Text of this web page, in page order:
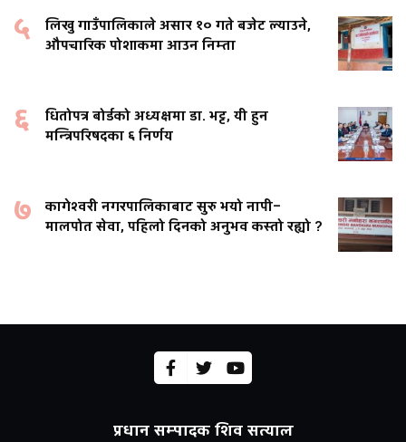
५
लिखु गाउँपालिकाले असार १० गते बजेट ल्याउने,
औपचारिक पोशाकमा आउन निम्ता
६
धितोपत्र बोर्डको अध्यक्षमा डा. भट्ट, यी हुन
मन्त्रिपरिषदका ६ निर्णय
७
कागेश्वरी नगरपालिकाबाट सुरु भयो नापी–
मालपोत सेवा, पहिलो दिनको अनुभव कस्तो रह्यो ?
प्रधान सम्पादक शिव सत्याल